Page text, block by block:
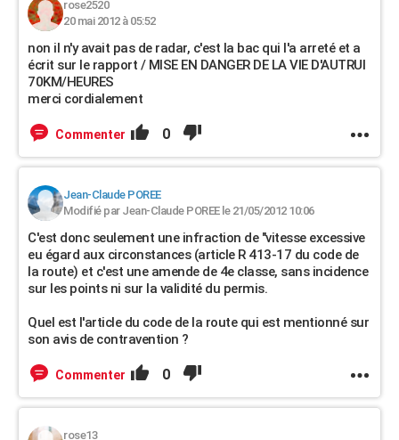
rose2520
20 mai 2012 à 05:52
non il n'y avait pas de radar, c'est la bac qui l'a arreté et a
écrit sur le rapport / MISE EN DANGER DE LA VIE D'AUTRUI
70KM/HEURES
merci cordialement
Commenter 0
Jean-Claude POREE
Modifié par Jean-Claude POREE le 21/05/2012 10:06
C'est donc seulement une infraction de "vitesse excessive
eu égard aux circonstances (article R 413-17 du code de
la route) et c'est une amende de 4e classe, sans incidence
sur les points ni sur la validité du permis.
Quel est l'article du code de la route qui est mentionné sur
son avis de contravention ?
Commenter 0
rose13